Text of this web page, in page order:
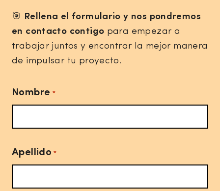
🎯 Rellena el formulario y nos pondremos
en contacto contigo para empezar a
trabajar juntos y encontrar la mejor manera
de impulsar tu proyecto.
Nombre *
Apellido *